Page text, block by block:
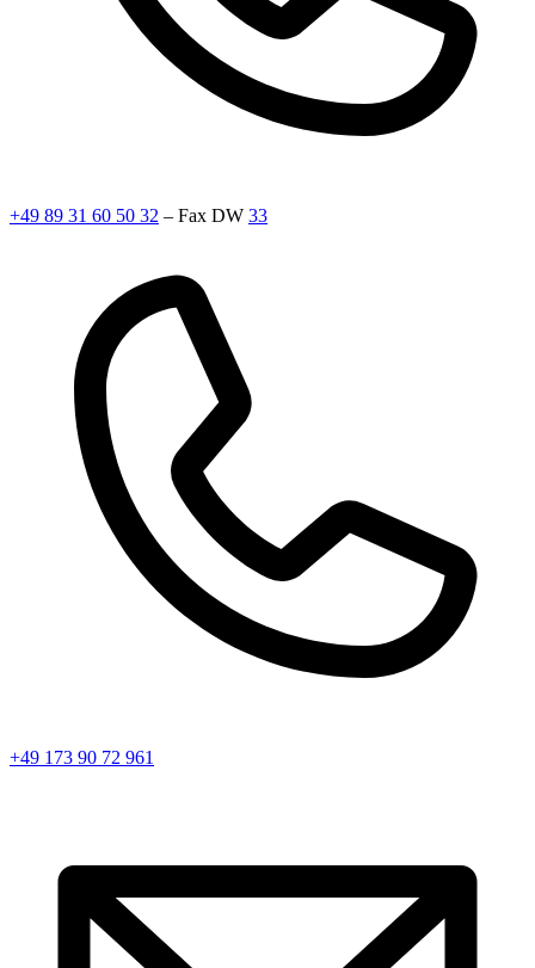
+49 89 31 60 50 32 – Fax DW 33
+49 173 90 72 961